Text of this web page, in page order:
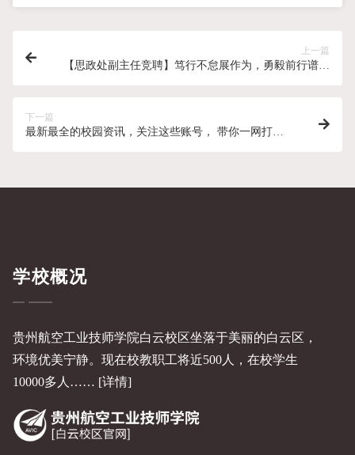
上一篇
【思政处副主任竞聘】笃行不怠展作为，勇毅前行谱新
下一篇
最新最全的校园资讯，关注这些账号， 带你一网打
学校概况
贵州航空工业技师学院白云校区坐落于美丽的白云区，
环境优美宁静。现在校教职工将近500人，在校学生
10000多人…… [详情]